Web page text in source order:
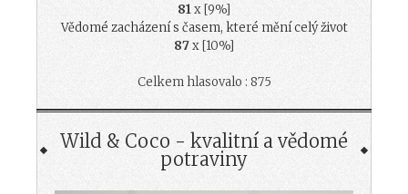
81x [9%]
Vědomé zacházení s časem, které mění celý život
87x [10%]
Celkem hlasovalo : 875
Wild & Coco - kvalitní a vědomé
potraviny